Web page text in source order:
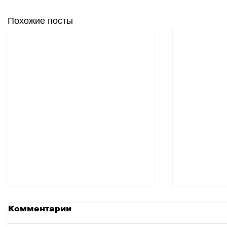
Похожие посты
Комментарии